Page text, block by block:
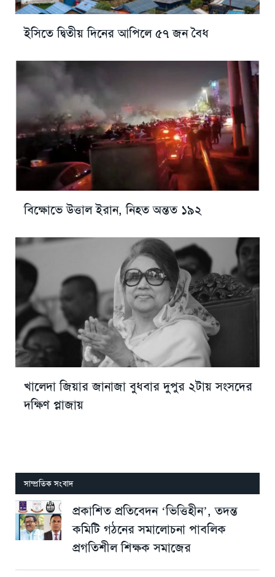
ইসিতে দ্বিতীয় দিনের আপিলে ৫৭ জন বৈধ
বিক্ষোভে উত্তাল ইরান, নিহত অন্তত ১৯২
খালেদা জিয়ার জানাজা বুধবার দুপুর ২টায় সংসদের
দক্ষিণ প্লাজায়
সাম্প্রতিক সংবাদ
প্রকাশিত প্রতিবেদন ‘ভিত্তিহীন’, তদন্ত
কমিটি গঠনের সমালোচনা পাবলিক
প্রগতিশীল শিক্ষক সমাজের